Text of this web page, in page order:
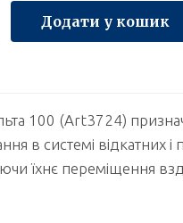
Додати у кошик
100 (Art3724)
в системі відкатних і
їхнє переміщення